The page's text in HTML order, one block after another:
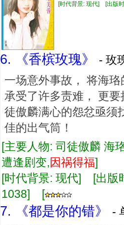
[时代背景: 现代] [出版
6. 《香槟玫瑰》
- 玫
一场意外事故， 将海
承受了许多责难， 更
徒傲麟满心的怨忿亟
佳的出气筒！
[主要人物: 司徒傲麟
遭逢剧变,因祸得福]
[时代背景: 现代] [出
1038] [
7. 《都是你的错》
-